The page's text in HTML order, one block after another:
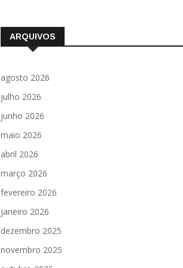
ARQUIVOS
agosto 2026
julho 2026
junho 2026
maio 2026
abril 2026
março 2026
fevereiro 2026
janeiro 2026
dezembro 2025
novembro 2025